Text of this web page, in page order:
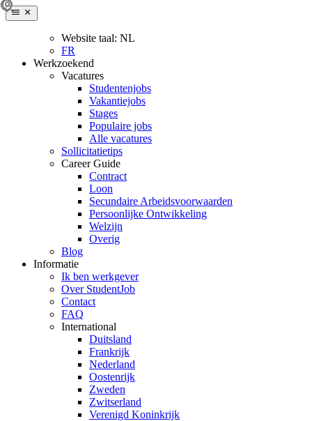
Website taal: NL
FR
Werkzoekend
Vacatures
Studentenjobs
Vakantiejobs
Stages
Populaire jobs
Alle vacatures
Sollicitatietips
Career Guide
Contract
Loon
Secundaire Arbeidsvoorwaarden
Persoonlijke Ontwikkeling
Welzijn
Overig
Blog
Informatie
Ik ben werkgever
Over StudentJob
Contact
FAQ
International
Duitsland
Frankrijk
Nederland
Oostenrijk
Zweden
Zwitserland
Verenigd Koninkrijk